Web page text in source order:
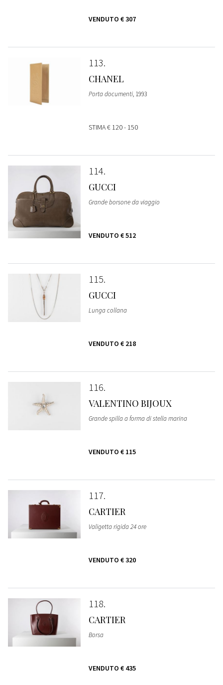
VENDUTO € 307
113
CHANEL
Porta documenti, 1993
STIMA€ 120 - 150
114
GUCCI
Grande borsone da viaggio
VENDUTO € 512
115
GUCCI
Lunga collana
VENDUTO € 218
116
VALENTINO BIJOUX
Grande spilla a forma di stella marina
VENDUTO € 115
117
CARTIER
Valigetta rigida 24 ore
VENDUTO € 320
118
CARTIER
Borsa
VENDUTO € 435